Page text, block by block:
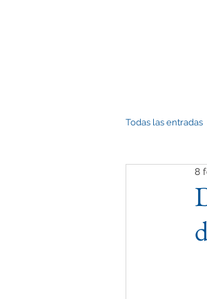
Todas las entradas
8